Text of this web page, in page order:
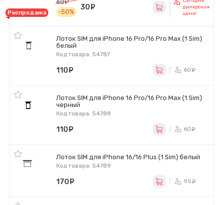
Распродажа
60
руб.
-50%
30
дилерская
цена!
Лоток SIM для iPhone 16 Pro/16 Pro Max (1 Sim)
белый
Код товара: 54787
110 60
Лоток SIM для iPhone 16 Pro/16 Pro Max (1 Sim)
черный
Код товара: 54788
110 60
Лоток SIM для iPhone 16/16 Plus (1 Sim) белый
Код товара: 54789
170 95